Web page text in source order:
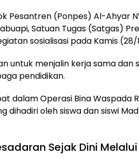
Pesantren (Ponpes) Al-Ahyar
Satuan Tugas (Satgas)
sosialisasi pada Kamis
untuk menjalin kerja sama
pendidikan.
dalam Operasi Bina Waspada
dihadiri oleh siswa dan siswi
Sejak Dini Melalui